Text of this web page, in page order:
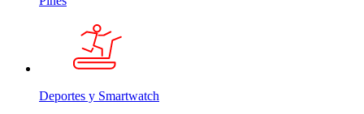
Deportes y Smartwatch